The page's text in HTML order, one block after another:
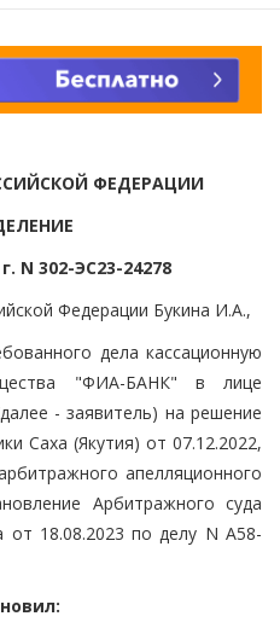
ФЕДЕРАЦИИ
N 302-ЭС23-24278
Федерации Букина И.А.,
дела кассационную
"ФИА-БАНК" в лице
- заявитель) на решение
Саха (Якутия) от 07.12.2022,
апелляционного
Арбитражного суда
от 18.08.2023 по делу N А58-